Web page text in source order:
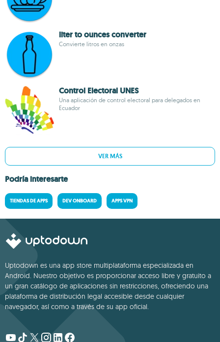
liter to ounces converter
Convierte litros en onzas
Control Electoral UNES
Una aplicación de control electoral para delegados en
Ecuador
VER MÁS
Podría interesarte
TIENDAS DE APPS DEV ONBOARD APPS VPN
Uptodown es una app store multiplataforma especializada en
Android. Nuestro objetivo es proporcionar acceso libre y gratuito a
un gran catálogo de aplicaciones sin restricciones, ofreciendo una
plataforma de distribución legal accesible desde cualquier
navegador, así como a través de su app oficial.